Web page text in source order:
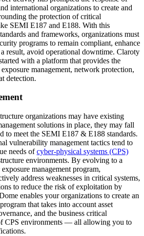
international organizations to create and
the protection of critical
SEMI E187 and E188. With this
and frameworks, organizations must
programs to remain compliant, enhance
result, avoid operational downtime. Claroty
with a platform that provides the
management, network protection,
detection.
organizations may have existing
solutions in place, they may fall
to meet the SEMI E187 & E188 standards.
vulnerability management tactics tend to
needs ofcyber-physical systems (CPS)
environments. By evolving to a
management program,
address weaknesses in critical systems,
to reduce the risk of exploitation by
enables your organizations to create an
that takes into account asset
and the business critical
CPS environments — all allowing you to